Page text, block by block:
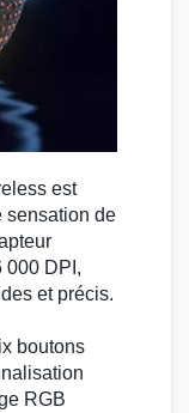
est
sensation de
000 DPI,
et précis.
boutons
RGB